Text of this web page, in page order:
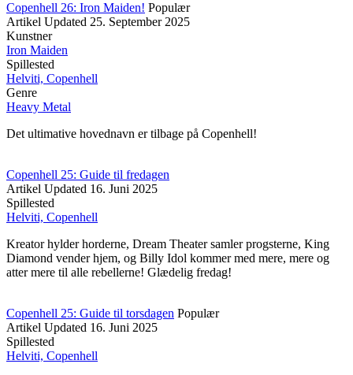
Copenhell 26: Iron Maiden! Populær
Artikel Updated 25. September 2025
Kunstner
Iron Maiden
Spillested
Helviti, Copenhell
Genre
Heavy Metal
Det ultimative hovednavn er tilbage på Copenhell!
Copenhell 25: Guide til fredagen
Artikel Updated 16. Juni 2025
Spillested
Helviti, Copenhell
Kreator hylder horderne, Dream Theater samler progsterne, King
Diamond vender hjem, og Billy Idol kommer med mere, mere og
atter mere til alle rebellerne! Glædelig fredag!
Copenhell 25: Guide til torsdagen Populær
Artikel Updated 16. Juni 2025
Spillested
Helviti, Copenhell